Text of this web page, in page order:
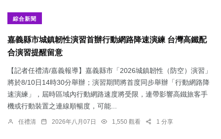
綜合新聞
嘉義縣市城鎮韌性演習首辦行動網路降速演練 台灣高鐵配
合演習提醒留意
【記者任禮清/嘉義報導】嘉義縣市「2026城鎮韌性（防空）演習」
將於8/10日14時30分舉辦；演習期間將首度同步舉辦「行動網路降
速演練」，屆時區域內行動網路速度將受限，連帶影響高鐵旅客手
機或行動裝置之連線順暢度，可能...
任禮清 2026年八月07日 1,550 觀看 1 分享